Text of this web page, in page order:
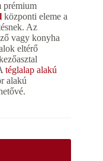
prémium
központi eleme a
Az
vagy konyha
eltérő
téglalap alakú
alakú